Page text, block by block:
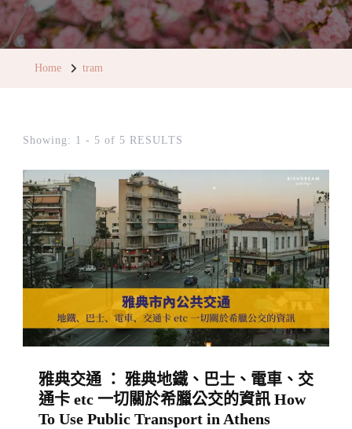
Home tram
Showing: 1 - 5 of 5 RESULTS
雅典交通 ： 雅典地鐵、巴士、電車、交
通卡 etc 一切關於希臘公交的資訊 How
To Use Public Transport in Athens